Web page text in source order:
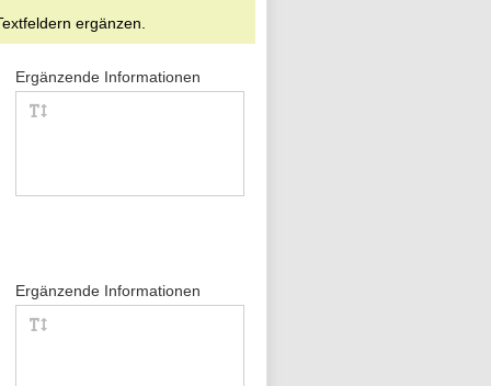
ergänzen.
Ergänzende Informationen
Ergänzende Informationen